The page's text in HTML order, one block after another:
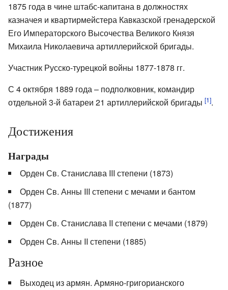
1875 года в чине штабс-капитана в должностях
казначея и квартирмейстера Кавказской гренадерской
Его Императорского Высочества Великого Князя
Михаила Николаевича артиллерийской бригады.
Участник Русско-турецкой войны 1877-1878 гг.
С 4 октября 1889 года – подполковник, командир
отдельной 3-й батареи 21 артиллерийской бригады [1].
Достижения
Награды
Орден Св. Станислава III степени (1873)
Орден Св. Анны III степени с мечами и бантом
(1877)
Орден Св. Станислава II степени с мечами (1879)
Орден Св. Анны II степени (1885)
Разное
Выходец из армян. Армяно-григорианского